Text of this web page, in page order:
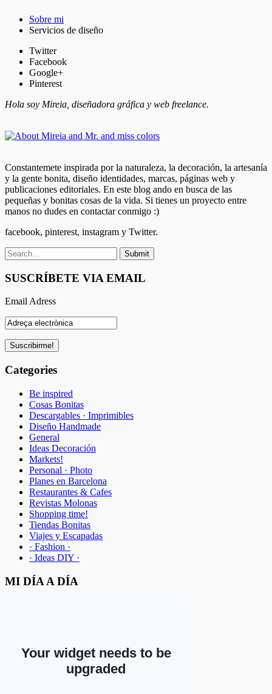
Sobre mi
Servicios de diseño
Twitter
Facebook
Google+
Pinterest
Hola soy Mireia, diseñadora gráfica y web freelance.
Constantemete inspirada por la naturaleza, la decoración, la artesanía
y la gente bonita, diseño identidades, marcas, páginas web y
publicaciones editoriales. En este blog ando en busca de las
pequeñas y bonitas cosas de la vida. Si tienes un proyecto entre
manos no dudes en contactar conmigo :)
facebook, pinterest, instagram y Twitter.
SUSCRÍBETE VIA EMAIL
Email Adress
Categories
Be inspired
Cosas Bonitas
Descargables · Imprimibles
Diseño Handmade
General
Ideas Decoración
Markets!
Personal · Photo
Planes en Barcelona
Restaurantes & Cafes
Revistas Molonas
Shopping time!
Tiendas Bonitas
Viajes y Escapadas
· Fashion ·
· Ideas DIY ·
MI DÍA A DÍA